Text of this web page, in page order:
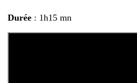
Durée : 1h15 mn